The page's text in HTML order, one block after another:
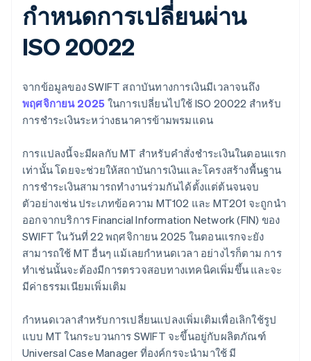
กําหนดการเปลี่ยนผ่าน
ISO 20022
จากข้อมูลของ SWIFT สถาบันทางการเงินมีเวลาจนถึง
พฤศจิกายน 2025 ในการเปลี่ยนไปใช้ ISO 20022 สําหรับ
การชําระเงินระหว่างธนาคารข้ามพรมแดน
การแปลงนี้จะมีผลกับ MT สําหรับคําสั่งชําระเงินในตอนแรก
เท่านั้น โดยจะช่วยให้สถาบันการเงินและโครงสร้างพื้นฐาน
การชําระเงินสามารถทํางานร่วมกันได้ตั้งแต่ต้นจนจบ
ตัวอย่างเช่น ประเภทข้อความ MT102 และ MT201 จะถูกนำ
ออกจากบริการ Financial Information Network (FIN) ของ
SWIFT ในวันที่ 22 พฤศจิกายน 2025 ในตอนแรกจะยัง
สามารถใช้ MT อื่นๆ แม้เลยกำหนดเวลา อย่างไรก็ตาม การ
ทำเช่นนั้นจะต้องมีการตรวจสอบทางเทคนิคเพิ่มขึ้น และจะ
มีค่าธรรมเนียมเพิ่มเติม
กำหนดเวลาสําหรับการเปลี่ยนแปลงเพิ่มเติมเพื่อเลิกใช้รูป
แบบ MT ในกระบวนการ SWIFT จะขึ้นอยู่กับผลิตภัณฑ์
Universal Case Manager ที่องค์กรจะนำมาใช้ มี